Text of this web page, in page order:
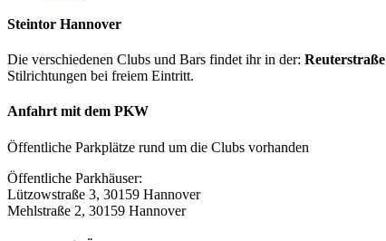
Steintor Hannover
Die verschiedenen Clubs und Bars findet ihr in der: Reuterstraße
Stilrichtungen bei freiem Eintritt.
Anfahrt mit dem PKW
Öffentliche Parkplätze rund um die Clubs vorhanden
Öffentliche Parkhäuser:
Lützowstraße 3, 30159 Hannover
Mehlstraße 2, 30159 Hannover